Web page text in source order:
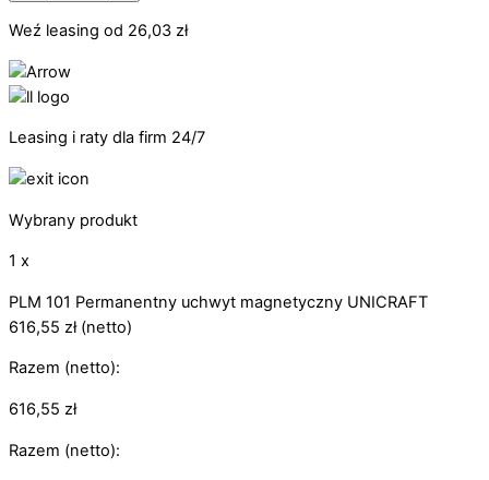
Weź leasing od 26,03 zł
Leasing i raty dla firm 24/7
Wybrany produkt
1 x
PLM 101 Permanentny uchwyt magnetyczny UNICRAFT
616,55 zł(netto)
Razem (netto):
616,55 zł
Razem (netto):